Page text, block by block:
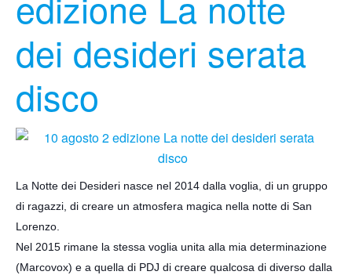
dei desideri serata
disco
La Notte dei Desideri nasce nel 2014 dalla voglia, di un gruppo
di ragazzi, di creare un atmosfera magica nella notte di San
Lorenzo.
Nel 2015 rimane la stessa voglia unita alla mia determinazione
(Marcovox) e a quella di PDJ di creare qualcosa di diverso dalla